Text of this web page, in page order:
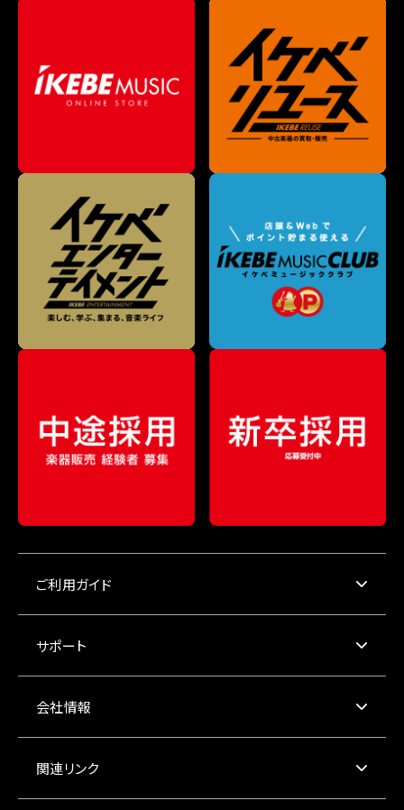
ご利用ガイド
サポート
会社情報
関連リンク